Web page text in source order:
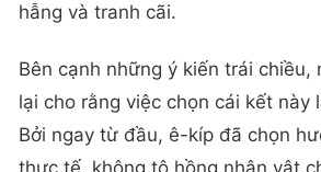
hẫng và tranh cãi.
Bên cạnh những ý kiến trái chiều,
lại cho rằng việc chọn cái kết này
Bởi ngay từ đầu, ê-kíp đã chọn
thực tế, không tô hồng nhân vật